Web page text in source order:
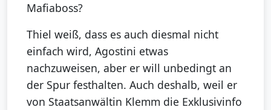
Mafiaboss?
Thiel weiß, dass es auch diesmal nicht
einfach wird, Agostini etwas
nachzuweisen, aber er will unbedingt an
der Spur festhalten. Auch deshalb, weil er
von Staatsanwältin Klemm die Exklusivinfo